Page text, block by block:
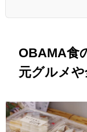
OBAMA食
元グルメ